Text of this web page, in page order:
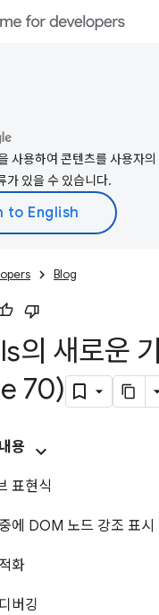
사용하여 콘텐츠를 사용자의
가 있을 수 있습니다.
Blog
의 새로운
70)
용
표현식
에 DOM 노드 강조 표시
화
버깅